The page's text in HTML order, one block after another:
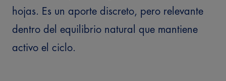
hojas. Es un aporte discreto, pero relevante
dentro del equilibrio natural que mantiene
activo el ciclo.